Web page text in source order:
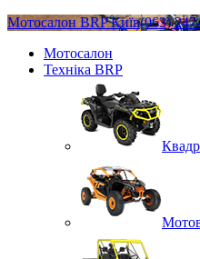
Мотосалон BRP Київ(063)
Мотосалон
Техніка BRP